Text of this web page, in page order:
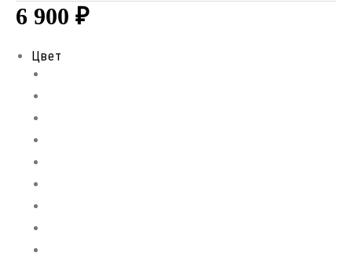
6 900 ₽
Цвет